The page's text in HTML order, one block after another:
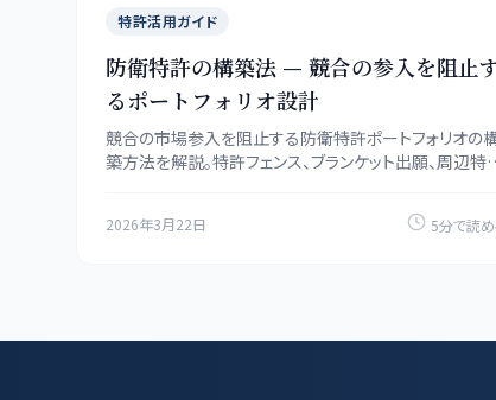
特許活用ガイド
防衛特許の構築法 — 競合の参入を阻止
るポートフォリオ設計
競合の市場参入を阻止する防衛特許ポートフォリオの
築方法を解説。特許フェンス、ブランケット出願、周辺特
2026年3月22日 5分で読め